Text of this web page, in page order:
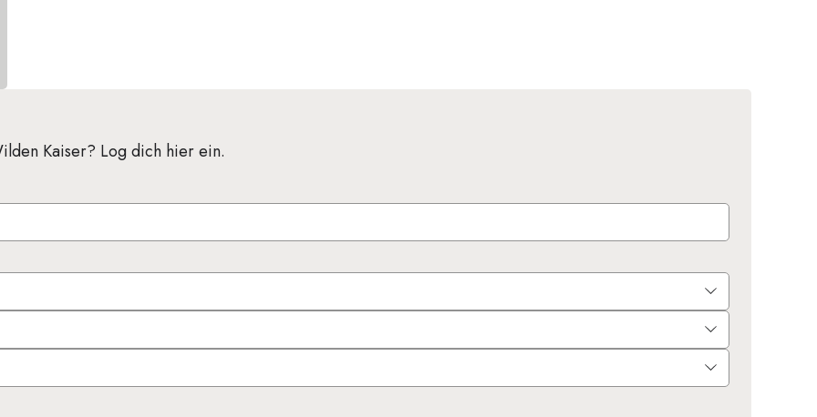
Kaiser? Log dich hier ein.